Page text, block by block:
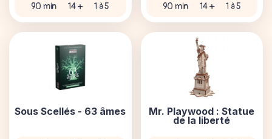
90 min 14 + 1 à 5 90 min 14 + 1 à 5
Sous Scellés - 63 âmes Mr. Playwood : Statue
de la liberté